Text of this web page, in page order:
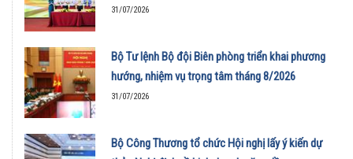
31/07/2026
Bộ Tư lệnh Bộ đội Biên phòng triển khai phương
hướng, nhiệm vụ trọng tâm tháng 8/2026
31/07/2026
Bộ Công Thương tổ chức Hội nghị lấy ý kiến dự